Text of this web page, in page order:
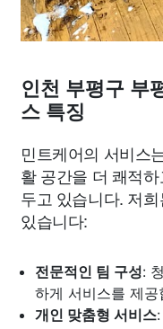
인천 부평구 부
스 특징
민트케어의 서비스
활 공간을 더 쾌적
두고 있습니다. 저
있습니다:
전문적인 팀 구성:
하게 서비스를 제공
개인 맞춤형 서비스